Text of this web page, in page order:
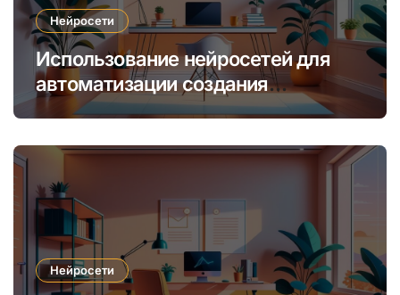
Нейросети
Использование нейросетей для
автоматизации создания
уникальных интернет-курсов и
Нейросети